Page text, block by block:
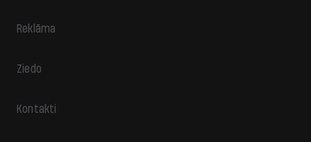
Reklāma
Ziedo
Kontakti